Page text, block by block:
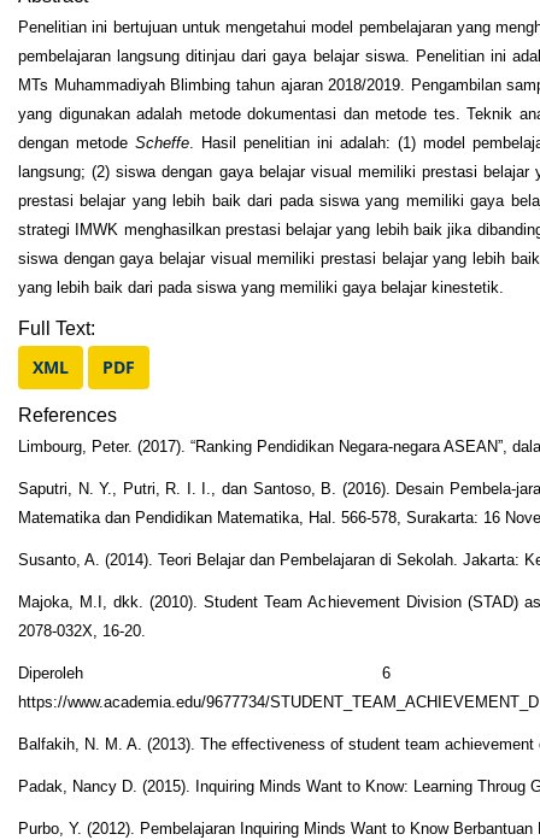
Penelitian ini bertujuan untuk mengetahui model pembelajaran yang
pembelajaran langsung ditinjau dari gaya belajar siswa. Penelitian ini
MTs Muhammadiyah Blimbing tahun ajaran 2018/2019. Pengambilan
yang digunakan adalah metode dokumentasi dan metode tes. Teknik
dengan metode Scheffe . Hasil penelitian ini adalah: (1) model
langsung; (2) siswa dengan gaya belajar visual memiliki prestasi
prestasi belajar yang lebih baik dari pada siswa yang memiliki gaya
strategi IMWK menghasilkan prestasi belajar yang lebih baik jika
siswa dengan gaya belajar visual memiliki prestasi belajar yang lebih
yang lebih baik dari pada siswa yang memiliki gaya belajar kinestetik.
Full Text:
XML PDF
References
Limbourg, Peter. (2017). “Ranking Pendidikan Negara-negara ASEAN”,
Saputri, N. Y., Putri, R. I. I., dan Santoso, B. (2016). Desain Pembela-
Matematika dan Pendidikan Matematika, Hal. 566-578, Surakarta: 16
Susanto, A. (2014). Teori Belajar dan Pembelajaran di Sekolah. Jakarta:
Majoka, M.I, dkk. (2010). Student Team Achievement Division (STAD)
2078-032X, 16-20.
Diperoleh 6
https://www.academia.edu/9677734/
Balfakih, N. M. A. (2013). The effectiveness of student team
Padak, Nancy D. (2015). Inquiring Minds Want to Know: Learning Throug
Purbo, Y. (2012). Pembelajaran Inquiring Minds Want to Know